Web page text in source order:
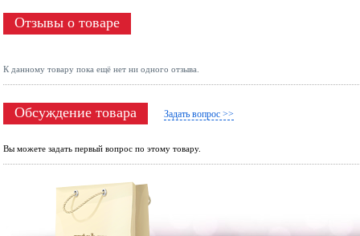
Отзывы о товаре
К данному товару пока ещё нет ни одного отзыва.
Обсуждение товара Задать вопрос >>
Вы можете задать первый вопрос по этому товару.